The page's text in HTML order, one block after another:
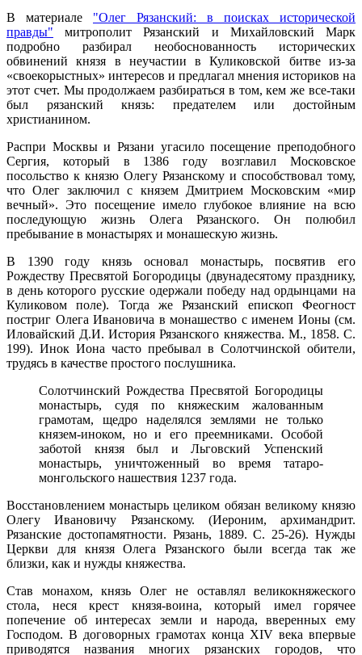
В материале "Олег Рязанский: в поисках исторической
правды" митрополит Рязанский и Михайловский Марк
подробно разбирал необоснованность исторических
обвинений князя в неучастии в Куликовской битве из-за
«своекорыстных» интересов и предлагал мнения историков на
этот счет. Мы продолжаем разбираться в том, кем же все-таки
был рязанский князь: предателем или достойным
христианином.
Распри Москвы и Рязани угасило посещение преподобного
Сергия, который в 1386 году возглавил Московское
посольство к князю Олегу Рязанскому и способствовал тому,
что Олег заключил с князем Дмитрием Московским «мир
вечный». Это посещение имело глубокое влияние на всю
последующую жизнь Олега Рязанского. Он полюбил
пребывание в монастырях и монашескую жизнь.
В 1390 году князь основал монастырь, посвятив его
Рождеству Пресвятой Богородицы (двунадесятому празднику,
в день которого русские одержали победу над ордынцами на
Куликовом поле). Тогда же Рязанский епископ Феогност
постриг Олега Ивановича в монашество с именем Ионы (см.
Иловайский Д.И. История Рязанского княжества. М., 1858. С.
199). Инок Иона часто пребывал в Солотчинской обители,
трудясь в качестве простого послушника.
Солотчинский Рождества Пресвятой Богородицы
монастырь, судя по княжеским жалованным
грамотам, щедро наделялся землями не только
князем-иноком, но и его преемниками. Особой
заботой князя был и Льговский Успенский
монастырь, уничтоженный во время татаро-
монгольского нашествия 1237 года.
Восстановлением монастырь целиком обязан великому князю
Олегу Ивановичу Рязанскому. (Иероним, архимандрит.
Рязанские достопамятности. Рязань, 1889. С. 25-26). Нужды
Церкви для князя Олега Рязанского были всегда так же
близки, как и нужды княжества.
Став монахом, князь Олег не оставлял великокняжеского
стола, неся крест князя-воина, который имел горячее
попечение об интересах земли и народа, вверенных ему
Господом. В договорных грамотах конца XIV века впервые
приводятся названия многих рязанских городов, что